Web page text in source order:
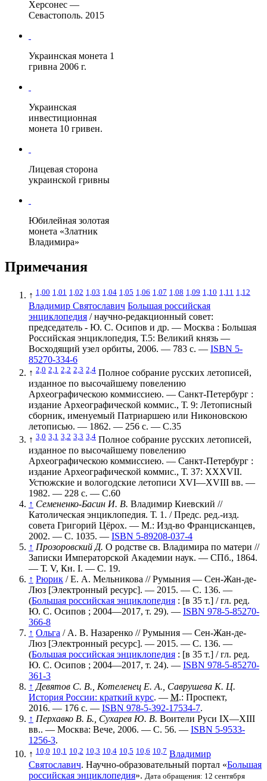
Херсонес —
Севастополь. 2015
Украинская монета 1
гривна 2006 г.
Украинская
инвестиционная
монета 10 гривен.
Лицевая сторона
украинской гривны
Юбилейная золотая
монета «Златник
Владимира»
Примечания
↑ 1,00 1,01 1,02 1,03 1,04 1,05 1,06 1,07 1,08 1,09 1,10 1,11 1,12
Владимир Святославич Большая российская
энциклопедия / научно-редакционный совет:
председатель - Ю. С. Осипов и др. — Москва : Большая
Российская энциклопедия, Т.5: Великий князь —
Восходящий узел орбиты, 2006. — 783 с. — ISBN 5-
85270-334-6
↑ 2,0 2,1 2,2 2,3 2,4 Полное собрание русских летописей,
изданное по высочайшему повелению
Археографическою коммиссиею. — Санкт-Петербург :
издание Археографической коммис., Т. 9: Летописный
сборник, именуемый Патриаршею или Никоновскою
летописью. — 1862. — 256 с. — С.35
↑ 3,0 3,1 3,2 3,3 3,4 Полное собрание русских летописей,
изданное по высочайшему повелению
Археографическою коммиссиею. — Санкт-Петербург :
издание Археографической коммис., Т. 37: XXXVII.
Устюжские и вологодские летописи XVI—XVIII вв. —
1982. — 228 с. — С.60
↑ Семененко-Басин И. В. Владимир Киевский //
Католическая энциклопедия. Т. 1. / Предс. ред.-изд.
совета Григорий Цёрох. — М.: Изд-во Францисканцев,
2002. — С. 1035. — ISBN 5-89208-037-4
↑ Прозоровский Д. О родстве св. Владимира по матери //
Записки Императорской Академии наук. — СПб., 1864.
— Т. V, Кн. I. — С. 19.
↑ Рюрик / Е. А. Мельникова // Румыния — Сен-Жан-де-
Люз [Электронный ресурс]. — 2015. — С. 136. —
(Большая российская энциклопедия : [в 35 т.] / гл. ред.
Ю. С. Осипов ; 2004—2017, т. 29). — ISBN 978-5-85270-
366-8
↑ Ольга / А. В. Назаренко // Румыния — Сен-Жан-де-
Люз [Электронный ресурс]. — 2015. — С. 136. —
(Большая российская энциклопедия : [в 35 т.] / гл. ред.
Ю. С. Осипов ; 2004—2017, т. 24). — ISBN 978-5-85270-
361-3
↑ Девятов С. В., Котеленец Е. А., Саврушева К. Ц.
История России: краткий курс. — М.: Проспект,
2016. — 176 с. — ISBN 978-5-392-17534-7.
↑ Перхавко В. Б., Сухарев Ю. В. Воители Руси IX—XIII
вв.. — Москва: Вече, 2006. — С. 56. — ISBN 5-9533-
1256-3.
↑ 10,0 10,1 10,2 10,3 10,4 10,5 10,6 10,7 Владимир
Святославич. Научно-образовательный портал «Большая
российская энциклопедия». Дата обращения: 12 сентября